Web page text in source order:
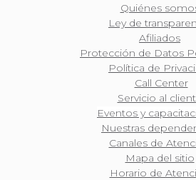
Quiénes
Ley de
Afiliados
Protección de Datos
Política de
Call Center
Servicio al
Eventos y
Nuestras
Canales de
Mapa del sitio
Horario de